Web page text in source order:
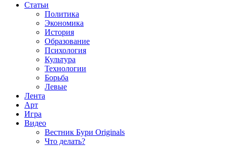
Статьи
Политика
Экономика
История
Образование
Психология
Культура
Технологии
Борьба
Левые
Лента
Арт
Игра
Видео
Вестник Бури Originals
Что делать?